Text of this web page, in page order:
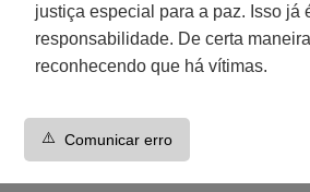
justiça especial para a paz. Isso já
responsabilidade. De certa
reconhecendo que há vítimas.
⚠️ Comunicar erro